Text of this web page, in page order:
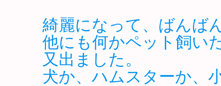
綺麗になって、ばん
他にも何かペット飼い
又出ました。
犬か、ハムスターか、